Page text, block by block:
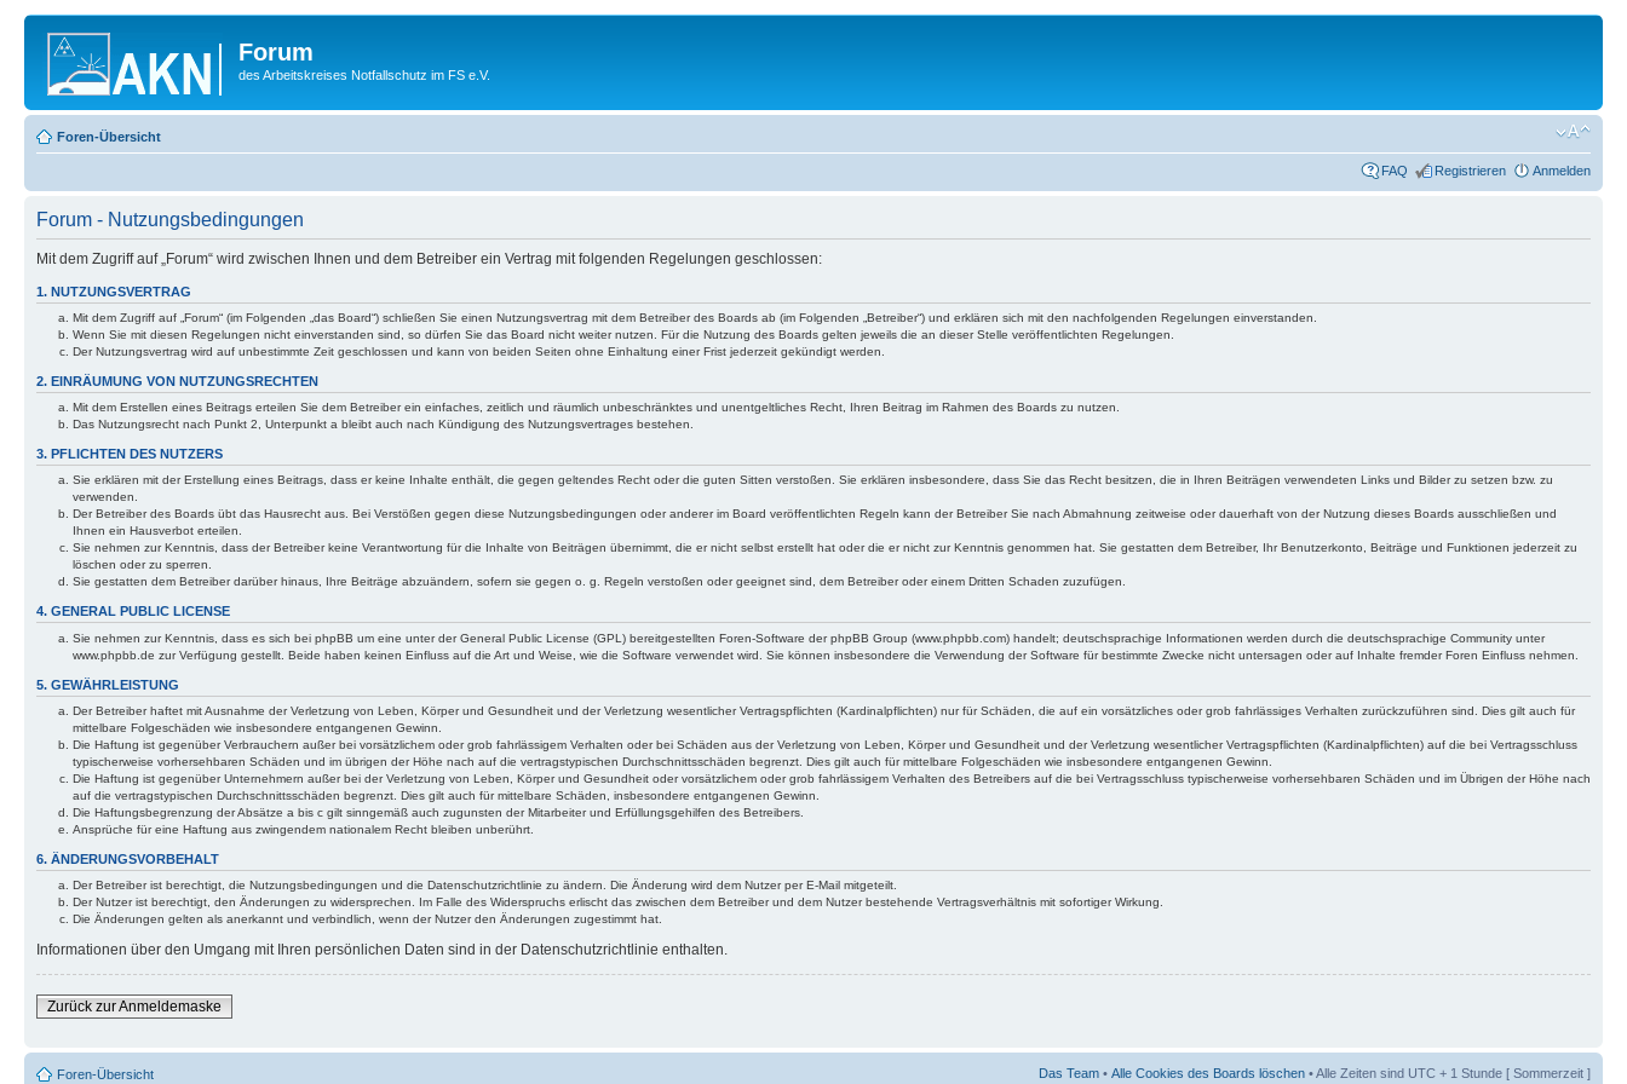
Forum
des Arbeitskreises Notfallschutz im FS e.V.
Foren-Übersicht
FAQ Registrieren Anmelden
Forum - Nutzungsbedingungen
Mit dem Zugriff auf „Forum“ wird zwischen Ihnen und dem Betreiber ein Vertrag mit folgenden Regelungen geschlossen:
1. NUTZUNGSVERTRAG
Mit dem Zugriff auf „Forum“ (im Folgenden „das Board“) schließen Sie einen Nutzungsvertrag mit dem Betreiber des Boards ab (im Folgenden „Betreiber“) und erklären sich mit den nachfolgenden Regelungen einverstanden.
Wenn Sie mit diesen Regelungen nicht einverstanden sind, so dürfen Sie das Board nicht weiter nutzen. Für die Nutzung des Boards gelten jeweils die an dieser Stelle veröffentlichten Regelungen.
Der Nutzungsvertrag wird auf unbestimmte Zeit geschlossen und kann von beiden Seiten ohne Einhaltung einer Frist jederzeit gekündigt werden.
2. EINRÄUMUNG VON NUTZUNGSRECHTEN
Mit dem Erstellen eines Beitrags erteilen Sie dem Betreiber ein einfaches, zeitlich und räumlich unbeschränktes und unentgeltliches Recht, Ihren Beitrag im Rahmen des Boards zu nutzen.
Das Nutzungsrecht nach Punkt 2, Unterpunkt a bleibt auch nach Kündigung des Nutzungsvertrages bestehen.
3. PFLICHTEN DES NUTZERS
Sie erklären mit der Erstellung eines Beitrags, dass er keine Inhalte enthält, die gegen geltendes Recht oder die guten Sitten verstoßen. Sie erklären insbesondere, dass Sie das Recht besitzen, die in Ihren Beiträgen verwendeten Links und Bilder zu setzen bzw. zu
verwenden.
Der Betreiber des Boards übt das Hausrecht aus. Bei Verstößen gegen diese Nutzungsbedingungen oder anderer im Board veröffentlichten Regeln kann der Betreiber Sie nach Abmahnung zeitweise oder dauerhaft von der Nutzung dieses Boards ausschließen und
Ihnen ein Hausverbot erteilen.
Sie nehmen zur Kenntnis, dass der Betreiber keine Verantwortung für die Inhalte von Beiträgen übernimmt, die er nicht selbst erstellt hat oder die er nicht zur Kenntnis genommen hat. Sie gestatten dem Betreiber, Ihr Benutzerkonto, Beiträge und Funktionen jederzeit zu
löschen oder zu sperren.
Sie gestatten dem Betreiber darüber hinaus, Ihre Beiträge abzuändern, sofern sie gegen o. g. Regeln verstoßen oder geeignet sind, dem Betreiber oder einem Dritten Schaden zuzufügen.
4. GENERAL PUBLIC LICENSE
Sie nehmen zur Kenntnis, dass es sich bei phpBB um eine unter der General Public License (GPL) bereitgestellten Foren-Software der phpBB Group (www.phpbb.com) handelt; deutschsprachige Informationen werden durch die deutschsprachige Community unter
www.phpbb.de zur Verfügung gestellt. Beide haben keinen Einfluss auf die Art und Weise, wie die Software verwendet wird. Sie können insbesondere die Verwendung der Software für bestimmte Zwecke nicht untersagen oder auf Inhalte fremder Foren Einfluss nehmen.
5. GEWÄHRLEISTUNG
Der Betreiber haftet mit Ausnahme der Verletzung von Leben, Körper und Gesundheit und der Verletzung wesentlicher Vertragspflichten (Kardinalpflichten) nur für Schäden, die auf ein vorsätzliches oder grob fahrlässiges Verhalten zurückzuführen sind. Dies gilt auch für
mittelbare Folgeschäden wie insbesondere entgangenen Gewinn.
Die Haftung ist gegenüber Verbrauchern außer bei vorsätzlichem oder grob fahrlässigem Verhalten oder bei Schäden aus der Verletzung von Leben, Körper und Gesundheit und der Verletzung wesentlicher Vertragspflichten (Kardinalpflichten) auf die bei Vertragsschluss
typischerweise vorhersehbaren Schäden und im übrigen der Höhe nach auf die vertragstypischen Durchschnittsschäden begrenzt. Dies gilt auch für mittelbare Folgeschäden wie insbesondere entgangenen Gewinn.
Die Haftung ist gegenüber Unternehmern außer bei der Verletzung von Leben, Körper und Gesundheit oder vorsätzlichem oder grob fahrlässigem Verhalten des Betreibers auf die bei Vertragsschluss typischerweise vorhersehbaren Schäden und im Übrigen der Höhe nach
auf die vertragstypischen Durchschnittsschäden begrenzt. Dies gilt auch für mittelbare Schäden, insbesondere entgangenen Gewinn.
Die Haftungsbegrenzung der Absätze a bis c gilt sinngemäß auch zugunsten der Mitarbeiter und Erfüllungsgehilfen des Betreibers.
Ansprüche für eine Haftung aus zwingendem nationalem Recht bleiben unberührt.
6. ÄNDERUNGSVORBEHALT
Der Betreiber ist berechtigt, die Nutzungsbedingungen und die Datenschutzrichtlinie zu ändern. Die Änderung wird dem Nutzer per E-Mail mitgeteilt.
Der Nutzer ist berechtigt, den Änderungen zu widersprechen. Im Falle des Widerspruchs erlischt das zwischen dem Betreiber und dem Nutzer bestehende Vertragsverhältnis mit sofortiger Wirkung.
Die Änderungen gelten als anerkannt und verbindlich, wenn der Nutzer den Änderungen zugestimmt hat.
Informationen über den Umgang mit Ihren persönlichen Daten sind in der Datenschutzrichtlinie enthalten.
Zurück zur Anmeldemaske
Foren-Übersicht Das Team • Alle Cookies des Boards löschen • Alle Zeiten sind UTC + 1 Stunde [ Sommerzeit ]